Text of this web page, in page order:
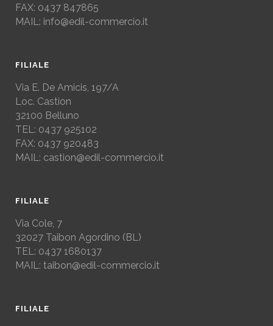
FAX: 0437 847865
MAIL: info@edil-commercio.it
FILIALE
Via E. De Amicis, 197/A
Loc. Castion
32100 Belluno
TEL: 0437 925102
FAX: 0437 920483
MAIL: castion@edil-commercio.it
FILIALE
Via Cole, 7
32027 Taibon Agordino (BL)
TEL: 0437 1680137
MAIL: taibon@edil-commercio.it
FILIALE